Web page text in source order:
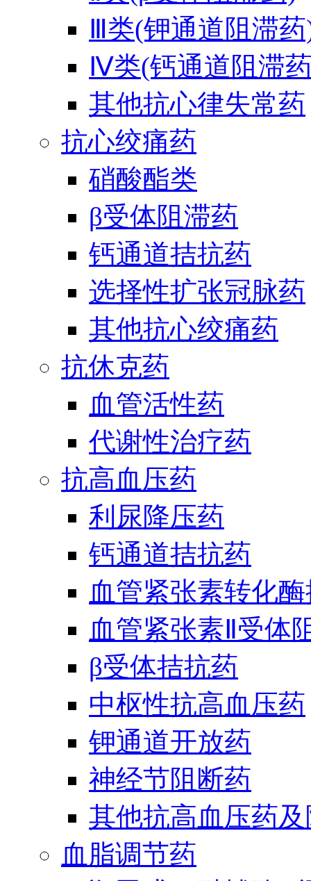
Ⅲ类(钾通道阻滞
Ⅳ类(钙通道阻滞
其他抗心律失常药
抗心绞痛药
硝酸酯类
β受体阻滞药
钙通道拮抗药
选择性扩张冠脉药
其他抗心绞痛药
抗休克药
血管活性药
代谢性治疗药
抗高血压药
利尿降压药
钙通道拮抗药
血管紧张素转化
血管紧张素Ⅱ受体
β受体拮抗药
中枢性抗高血压药
钾通道开放药
神经节阻断药
其他抗高血压药
血脂调节药